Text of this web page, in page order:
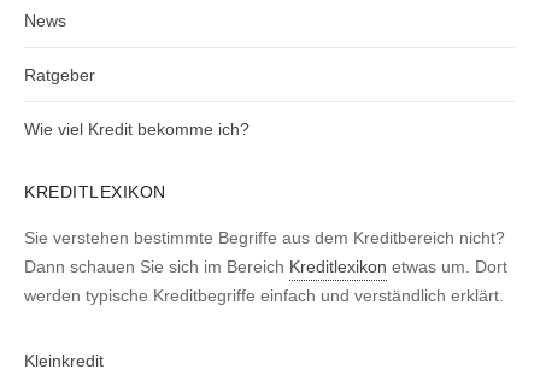
News
Ratgeber
Wie viel Kredit bekomme ich?
KREDITLEXIKON
Sie verstehen bestimmte Begriffe aus dem Kreditbereich nicht?
Dann schauen Sie sich im Bereich Kreditlexikon etwas um. Dort
werden typische Kreditbegriffe einfach und verständlich erklärt.
Kleinkredit